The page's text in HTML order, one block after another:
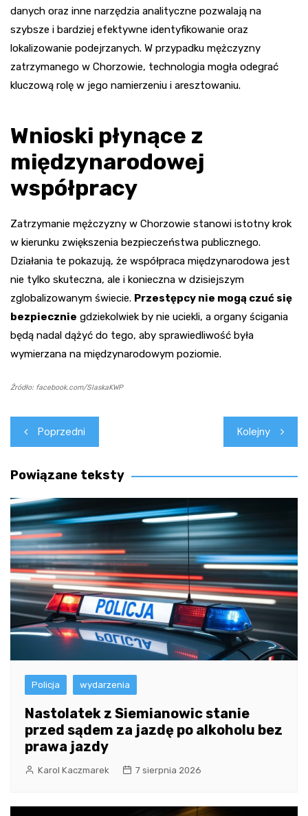
danych oraz inne narzędzia analityczne pozwalają na
szybsze i bardziej efektywne identyfikowanie oraz
lokalizowanie podejrzanych. W przypadku mężczyzny
zatrzymanego w Chorzowie, technologia mogła odegrać
kluczową rolę w jego namierzeniu i aresztowaniu.
Wnioski płynące z
międzynarodowej
współpracy
Zatrzymanie mężczyzny w Chorzowie stanowi istotny krok
w kierunku zwiększenia bezpieczeństwa publicznego.
Działania te pokazują, że współpraca międzynarodowa jest
nie tylko skuteczna, ale i konieczna w dzisiejszym
zglobalizowanym świecie. Przestępcy nie mogą czuć się
bezpiecznie gdziekolwiek by nie uciekli, a organy ścigania
będą nadal dążyć do tego, aby sprawiedliwość była
wymierzana na międzynarodowym poziomie.
Źródło: facebook.com/SlaskaKWP
Nawigacja
wpisu
Poprzedni Kolejny
Powiązane teksty
Policja wydarzenia
Nastolatek z Siemianowic stanie
przed sądem za jazdę po alkoholu bez
prawa jazdy
Karol Kaczmarek 7 sierpnia 2026